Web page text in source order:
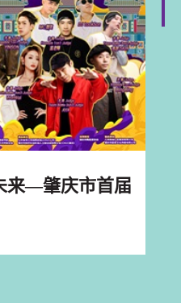
来—肇庆市首届